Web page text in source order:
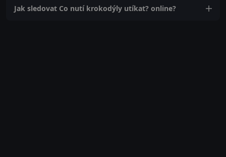
Jak sledovat Co nutí krokodýly utíkat? online?